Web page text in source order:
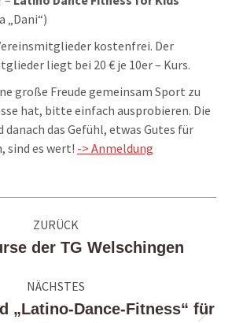
„Dani“)
kostenfrei. Der
liegt bei 20 € je 10er – Kurs.
große Freude gemeinsam Sport zu
hat, bitte einfach ausprobieren. Die
das Gefühl, etwas Gutes für
sind es wert! -> Anmeldung
ZURÜCK
Vorheriger
der TG Welschingen
NÄCHSTES
„Latino-Dance-Fitness“ für